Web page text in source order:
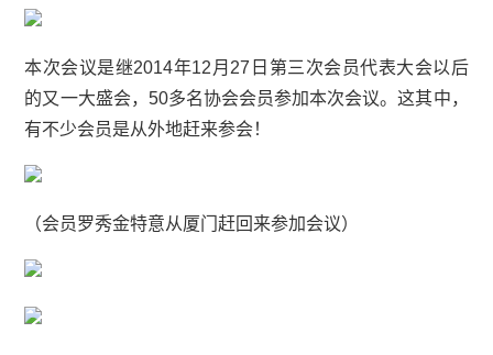
本次会议是继2014年12月27日第三次会员代表大会以后
的又一大盛会，50多名协会会员参加本次会议。这其中，
有不少会员是从外地赶来参会！
（会员罗秀金特意从厦门赶回来参加会议）